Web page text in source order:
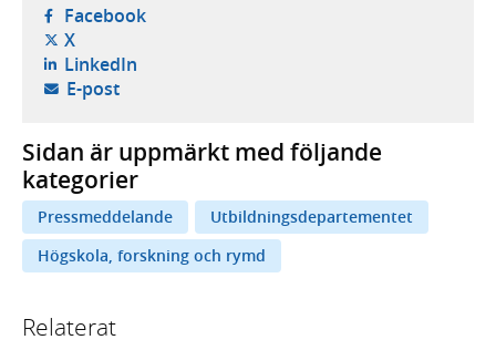
Facebook- öppnas i ny flik, extern webbplats,
X- öppnas i ny flik, extern webbplats,
LinkedIn- öppnas i ny flik, extern webbplats,
E-post- öppnar din e-postklient,
Sidan är uppmärkt med följande
kategorier
Pressmeddelande
Utbildningsdepartementet
Högskola, forskning och rymd
Relaterat